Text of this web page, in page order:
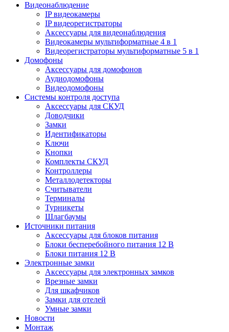
Видеонаблюдение
IP видеокамеры
IP видеорегистраторы
Аксессуары для видеонаблюдения
Видеокамеры мультиформатные 4 в 1
Видеорегистраторы мультиформатные 5 в 1
Домофоны
Аксессуары для домофонов
Аудиодомофоны
Видеодомофоны
Системы контроля доступа
Аксессуары для СКУД
Доводчики
Замки
Идентификаторы
Ключи
Кнопки
Комплекты СКУД
Контроллеры
Металлодетекторы
Считыватели
Терминалы
Турникеты
Шлагбаумы
Источники питания
Аксессуары для блоков питания
Блоки бесперебойного питания 12 В
Блоки питания 12 В
Электронные замки
Аксессуары для электронных замков
Врезные замки
Для шкафчиков
Замки для отелей
Умные замки
Новости
Монтаж